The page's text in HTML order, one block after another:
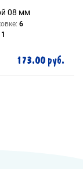
08 мм
6
1
173.00 руб.